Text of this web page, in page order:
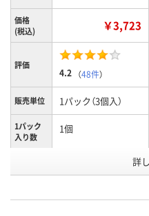
価格
(税込)
￥3,723
評価
4.2 （48件）
販売単位 1パック（3個入）
1パック
入り数
1個
詳